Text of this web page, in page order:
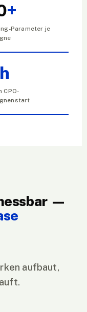
+
Parameter je
h
CPO-
—
aufbaut,